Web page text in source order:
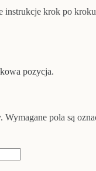
instrukcje krok po kroku
pozycja.
Wymagane pola są